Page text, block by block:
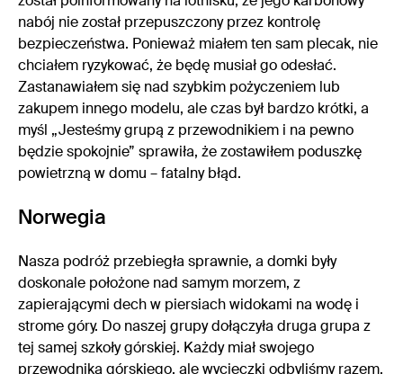
nabój nie został przepuszczony przez kontrolę
bezpieczeństwa. Ponieważ miałem ten sam plecak, nie
chciałem ryzykować, że będę musiał go odesłać.
Zastanawiałem się nad szybkim pożyczeniem lub
zakupem innego modelu, ale czas był bardzo krótki, a
myśl „Jesteśmy grupą z przewodnikiem i na pewno
będzie spokojnie” sprawiła, że zostawiłem poduszkę
powietrzną w domu – fatalny błąd.
Norwegia
Nasza podróż przebiegła sprawnie, a domki były
doskonale położone nad samym morzem, z
zapierającymi dech w piersiach widokami na wodę i
strome góry. Do naszej grupy dołączyła druga grupa z
tej samej szkoły górskiej. Każdy miał swojego
przewodnika górskiego, ale wycieczki odbyliśmy razem.